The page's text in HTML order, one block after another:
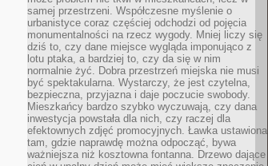
samej przestrzeni. Współczesne myślenie o
urbanistyce coraz częściej odchodzi od pojęcia
monumentalności na rzecz wygody. Mniej liczy się
dziś to, czy dane miejsce wygląda imponująco z
lotu ptaka, a bardziej to, czy da się w nim
normalnie żyć. Dobra przestrzeń miejska nie musi
być spektakularna. Wystarczy, że jest czytelna,
bezpieczna, przyjazna i daje poczucie swobody.
Mieszkańcy bardzo szybko wyczuwają, czy dana
inwestycja powstała dla nich, czy raczej dla
efektownych zdjęć promocyjnych. Ławka ustawiona
tam, gdzie naprawdę można odpocząć, bywa
ważniejsza niż kosztowna fontanna. Drzewo dające